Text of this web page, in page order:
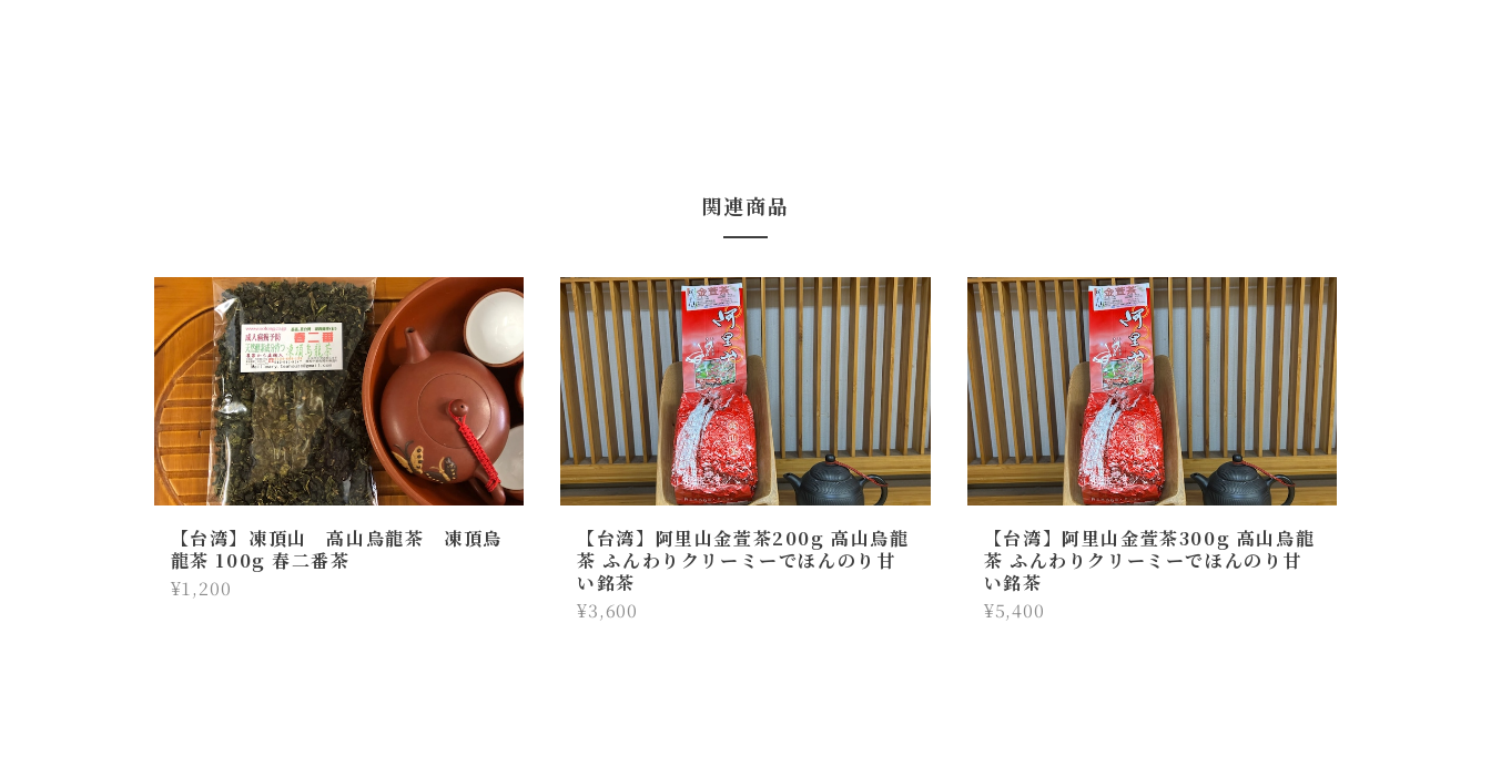
関連商品
【台湾】凍頂山 高山烏龍茶 凍頂烏
龍茶 100g 春二番茶
¥1,200
【台湾】阿里山金萱茶200g 高山烏龍
茶 ふんわりクリーミーでほんのり甘
い銘茶
¥3,600
【台湾】阿里山金萱茶300g 高山烏龍
茶 ふんわりクリーミーでほんのり甘
い銘茶
¥5,400